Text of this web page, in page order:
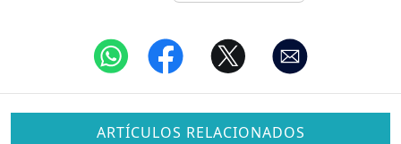
ARTÍCULOS RELACIONADOS